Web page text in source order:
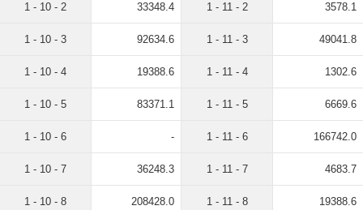
1 - 10 - 2 33348.4
1 - 10 - 3 92634.6
1 - 10 - 4 19388.6
1 - 10 - 5 83371.1
1 - 10 - 6 -
1 - 10 - 7 36248.3
1 - 10 - 8 208428.0
1 - 11 - 2 3578.1
1 - 11 - 3 49041.8
1 - 11 - 4 1302.6
1 - 11 - 5 6669.6
1 - 11 - 6 166742.0
1 - 11 - 7 4683.7
1 - 11 - 8 19388.6